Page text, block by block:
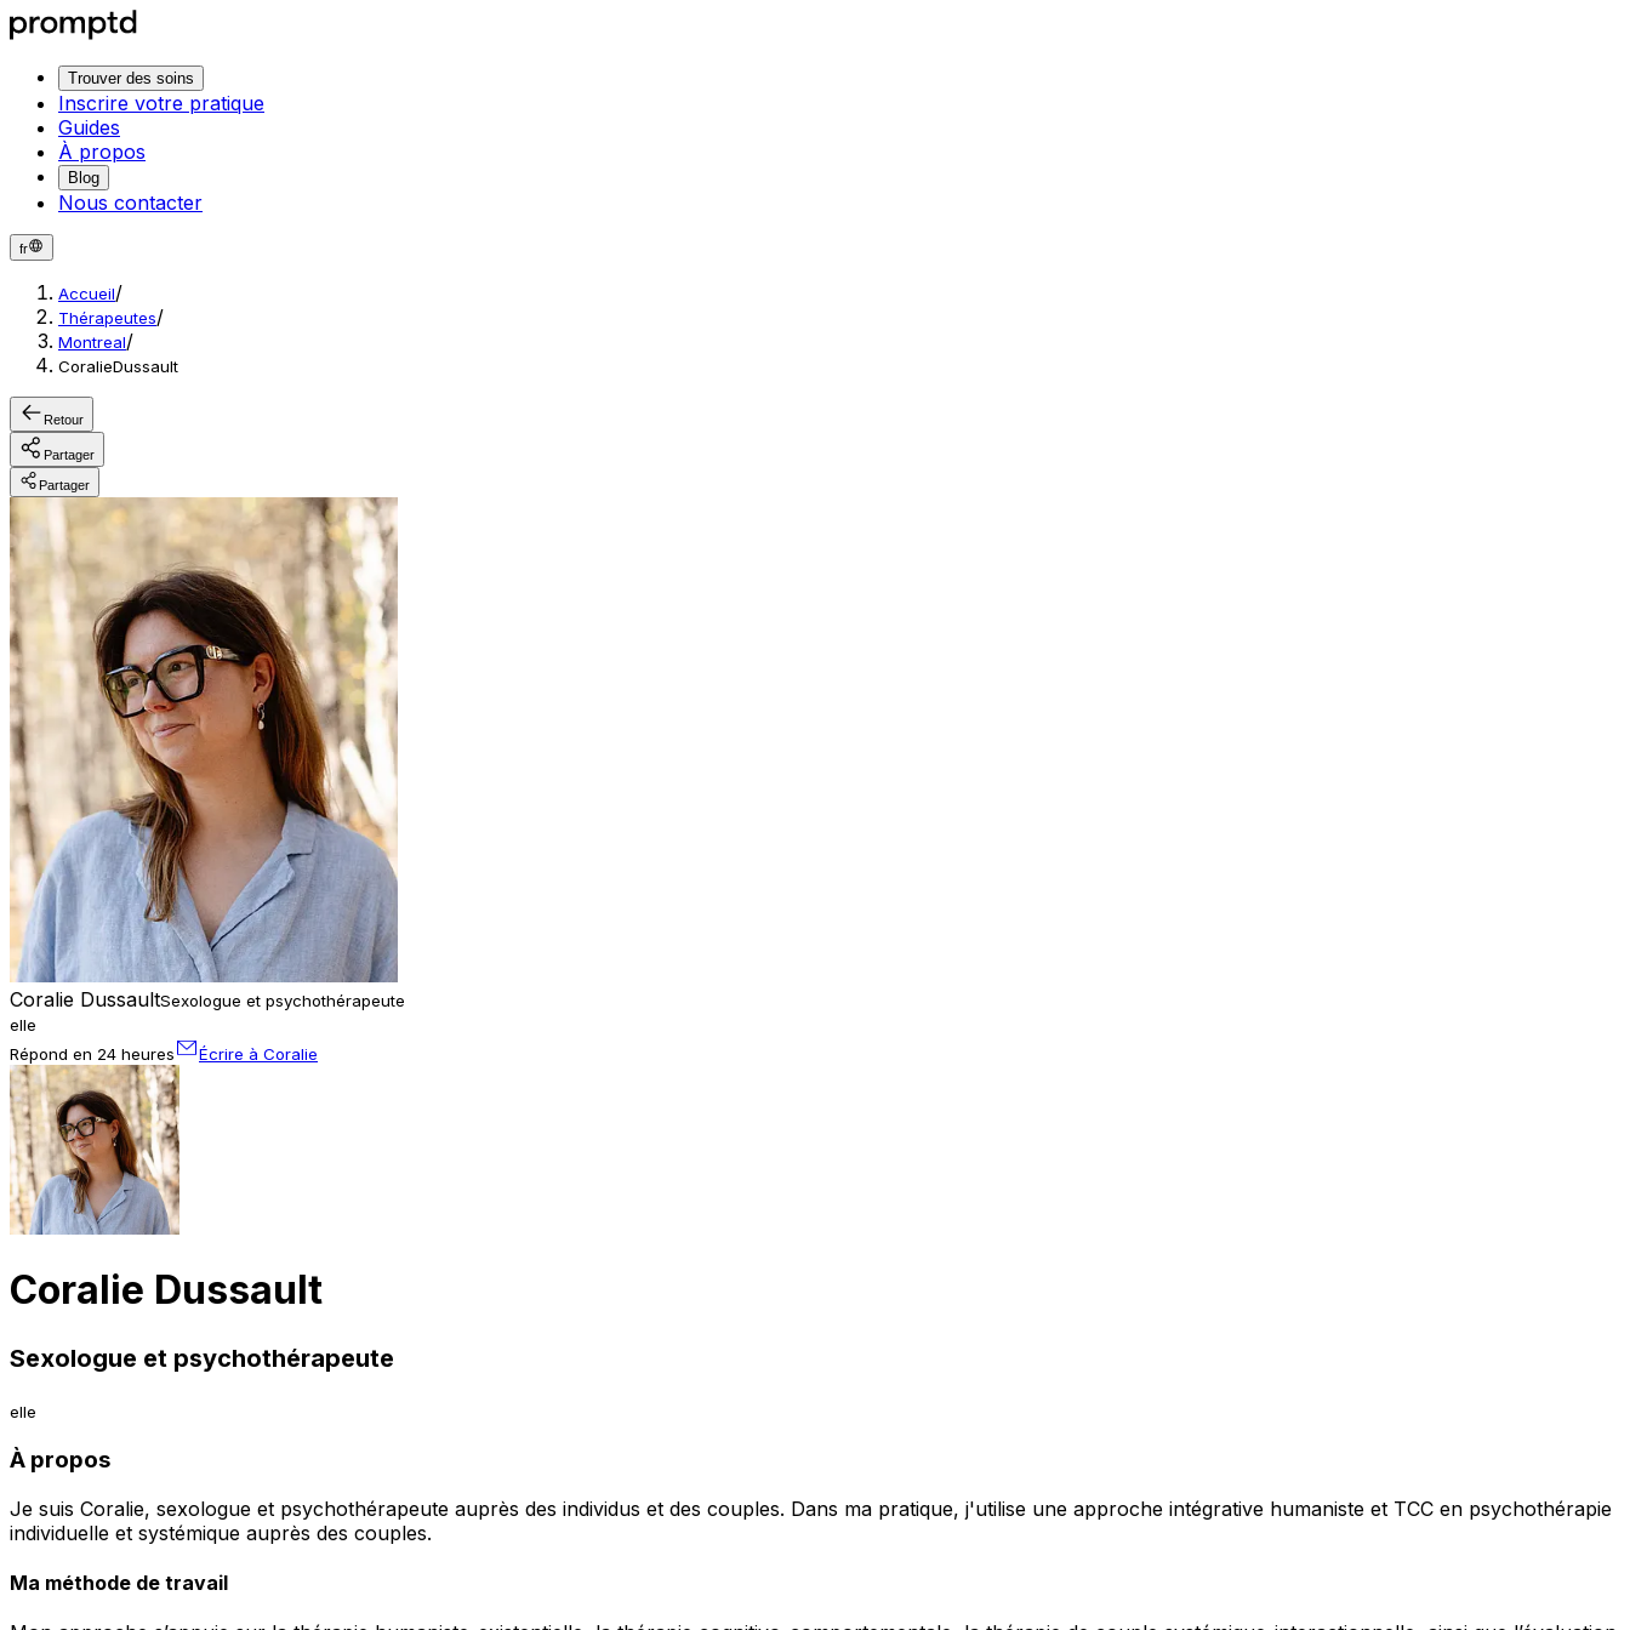
Trouver des soins
Inscrire votre pratique
Guides
À propos
Blog
Nous contacter
fr
Accueil/
Thérapeutes/
Montreal/
CoralieDussault
Retour
Partager
Partager
Coralie DussaultSexologue et psychothérapeute
elle
Répond en 24 heures
Écrire à Coralie
Coralie Dussault
Sexologue et psychothérapeute
elle
À propos
Je suis Coralie, sexologue et psychothérapeute auprès des individus et des couples. Dans ma pratique, j'utilise une approche intégrative humaniste et TCC en psychothérapie
individuelle et systémique auprès des couples.
Ma méthode de travail